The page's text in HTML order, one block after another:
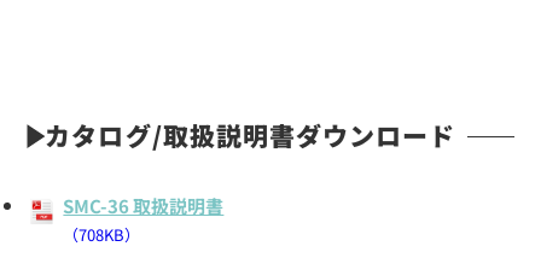
カタログ/取扱説明書ダウンロード
SMC-36 取扱説明書
（708KB）